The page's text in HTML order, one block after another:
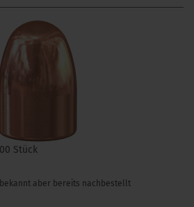
Stück
aber bereits nachbestellt